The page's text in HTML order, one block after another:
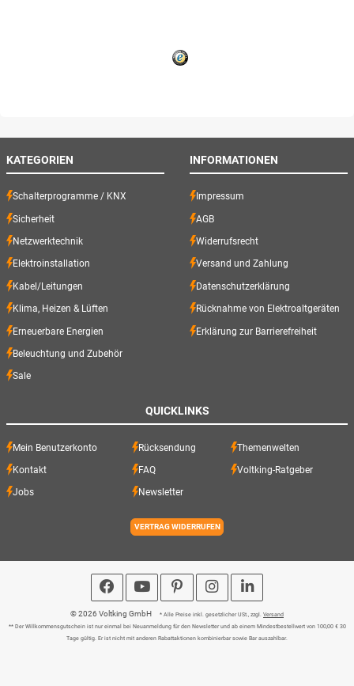
KATEGORIEN
Schalterprogramme / KNX
Sicherheit
Netzwerktechnik
Elektroinstallation
Kabel/Leitungen
Klima, Heizen & Lüften
Erneuerbare Energien
Beleuchtung und Zubehör
Sale
INFORMATIONEN
Impressum
AGB
Widerrufsrecht
Versand und Zahlung
Datenschutzerklärung
Rücknahme von Elektroaltgeräten
Erklärung zur Barrierefreiheit
QUICKLINKS
Mein Benutzerkonto Rücksendung Themenwelten
Kontakt FAQ Voltking-Ratgeber
Jobs Newsletter
VERTRAG WIDERRUFEN
© 2026 Voltking GmbH * Alle Preise inkl. gesetzlicher USt., zzgl. Versand
** Der Willkommensgutschein ist nur einmal bei Neuanmeldung für den Newsletter und ab einem Mindestbestellwert von 100,00 € 30
Tage gültig. Er ist nicht mit anderen Rabattaktionen kombinierbar sowie Bar auszahlbar.